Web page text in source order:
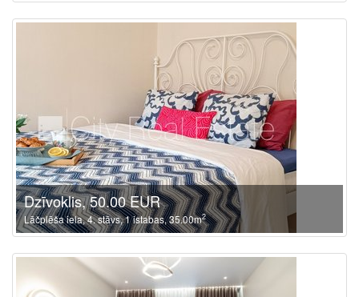
Dzīvoklis, 50.00 EUR
Lāčplēša iela, 4. stāvs, 1 istabas, 35.00m2